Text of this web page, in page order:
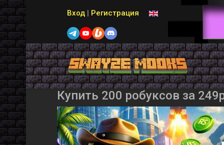
Вход | Регистрация Выберите язык
Купить 200 робуксов за